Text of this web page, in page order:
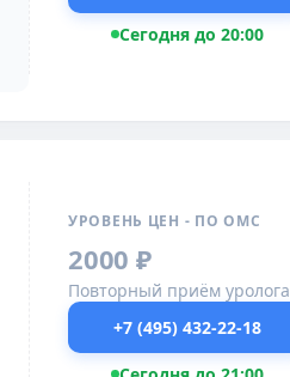
Сегодня до 20:00
УРОВЕНЬ ЦЕН - ПО ОМС
2000 ₽
Повторный приём уролога
+7 (495) 432-22-18